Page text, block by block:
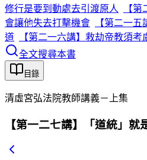
修行是要到動處去引渡原人
【
會讓他失去打擊機會
【第二一
道
【第二一六講】救劫帝教須考
全文搜尋本書
目錄
清虛宮弘法院教師講義－上集
【第一二七講】「道統」就